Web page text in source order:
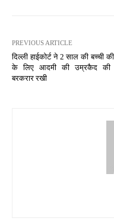
PREVIOUS ARTICLE
दिल्ली हाईकोर्ट ने 2 साल की बच्ची की
के लिए आदमी की उम्रकैद की
बरकरार रखी